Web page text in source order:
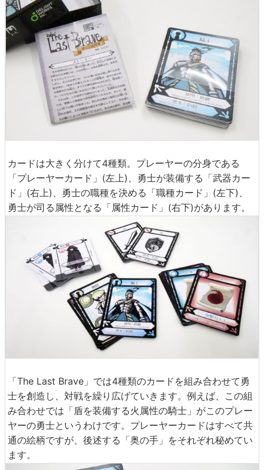
カードは大きく分けて4種類。プレーヤーの分身である
「プレーヤーカード」(左上)、勇士が装備する「武器カー
ド」(右上)、勇士の職種を決める「職種カード」(左下)、
勇士が司る属性となる「属性カード」(右下)があります。
「The Last Brave」では4種類のカードを組み合わせて勇
士を創造し、対戦を繰り広げていきます。例えば、この組
み合わせでは「盾を装備する火属性の騎士」がこのプレー
ヤーの勇士というわけです。プレーヤーカードはすべて共
通の絵柄ですが、後述する「奥の手」をそれぞれ秘めてい
ます。